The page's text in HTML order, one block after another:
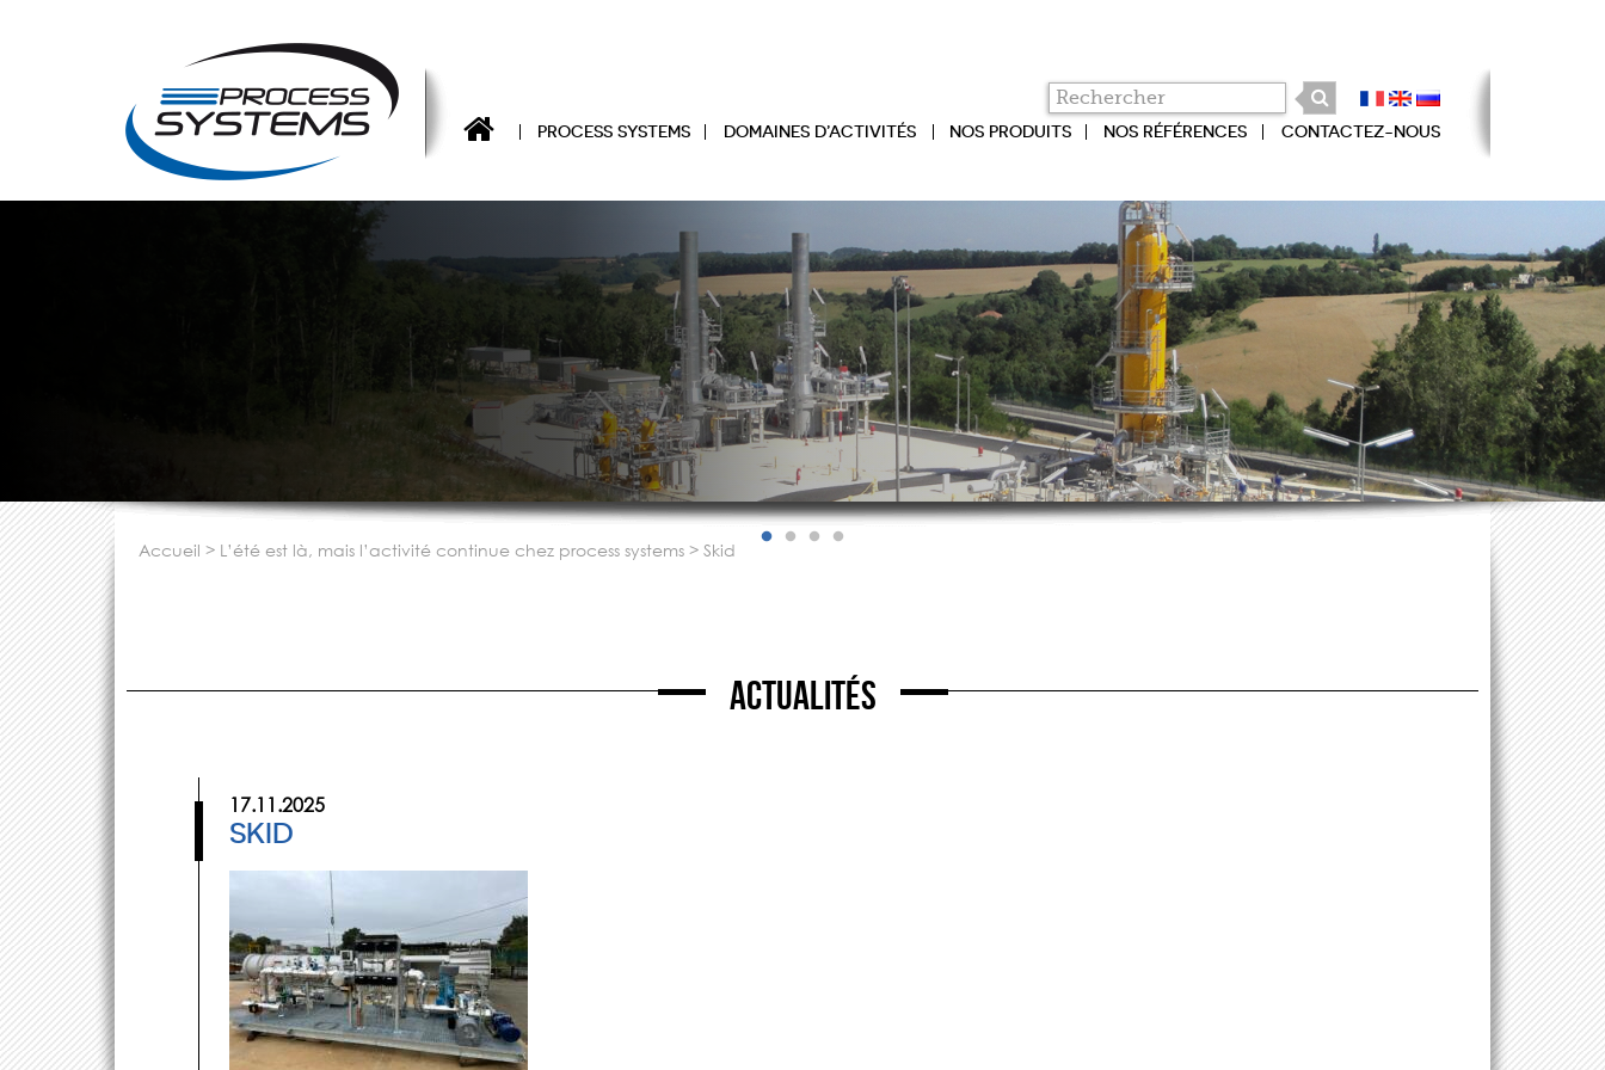
PROCESS SYSTEMS DOMAINES D’ACTIVITÉS NOS PRODUITS NOS RÉFÉRENCES CONTACTEZ-NOUS
accueil > l’été est là, mais l’activité continue chez process systems > skid
Actualités
17.11.2025
SKID